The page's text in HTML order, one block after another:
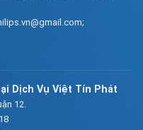
Dịch Vụ Việt Tín Phát
12.